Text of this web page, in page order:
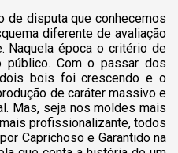
de disputa que conhecemos
diferente de avaliação
Naquela época o critério de
Com o passar dos
bois foi crescendo e o
de caráter massivo e
Mas, seja nos moldes mais
profissionalizante, todos
Caprichoso e Garantido na